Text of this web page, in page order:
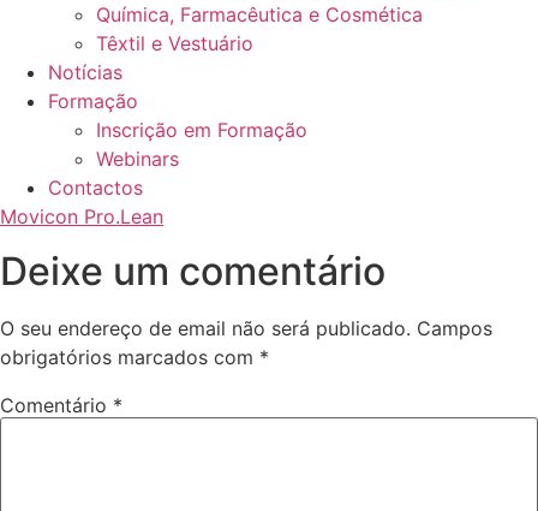
Química, Farmacêutica e Cosmética
Têxtil e Vestuário
Notícias
Formação
Inscrição em Formação
Webinars
Contactos
Movicon Pro.Lean
Deixe um comentário
O seu endereço de email não será publicado. Campos
obrigatórios marcados com *
Comentário *